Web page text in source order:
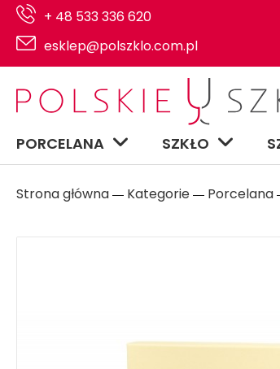
+ 48 533 336 620
esklep@polszklo.com.pl
PORCELANA SZKŁO
Strona główna ― Kategorie ― Porcelana